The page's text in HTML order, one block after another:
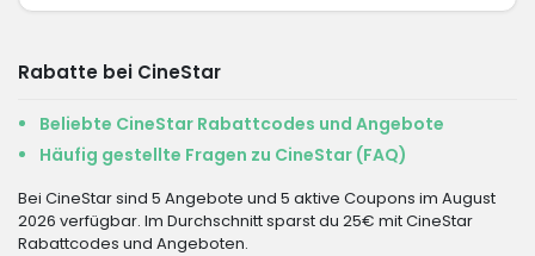
Rabatte bei CineStar
Beliebte CineStar Rabattcodes und Angebote
Häufig gestellte Fragen zu CineStar (FAQ)
Bei CineStar sind 5 Angebote und 5 aktive Coupons im August
2026 verfügbar. Im Durchschnitt sparst du 25€ mit CineStar
Rabattcodes und Angeboten.